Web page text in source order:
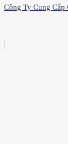
Công Ty Cung Cấp